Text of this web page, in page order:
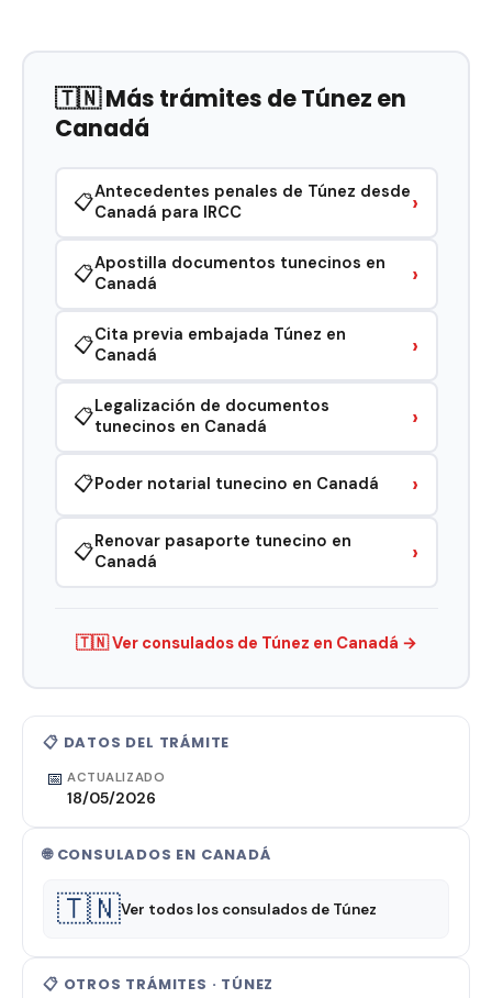
📋 DATOS DEL TRÁMITE
📅 ACTUALIZADO
18/05/2026
🌐 CONSULADOS EN CANADÁ
🇹🇳Ver todos los consulados de Túnez
📋 OTROS TRÁMITES · TÚNEZ
🇹🇳 Más trámites de Túnez en
Canadá
📋Antecedentes penales de Túnez desde
Canadá para IRCC
›
📋Apostilla documentos tunecinos en
Canadá
›
📋Cita previa embajada Túnez en
Canadá
›
📋Legalización de documentos
tunecinos en Canadá
›
📋Poder notarial tunecino en Canadá ›
📋Renovar pasaporte tunecino en
Canadá
›
🇹🇳 Ver consulados de Túnez en Canadá →